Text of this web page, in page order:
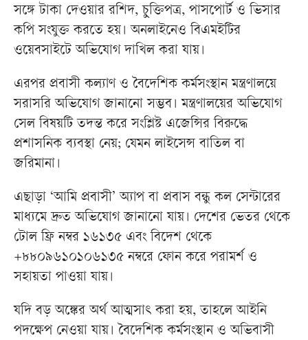
সঙ্গে টাকা দেওয়ার রশিদ, চুক্তিপত্র, পাসপোর্ট ও ভিসার
কপি সংযুক্ত করতে হয়। অনলাইনেও বিএমইটির
ওয়েবসাইটে অভিযোগ দাখিল করা যায়।
এরপর প্রবাসী কল্যাণ ও বৈদেশিক কর্মসংস্থান মন্ত্রণালয়ে
সরাসরি অভিযোগ জানানো সম্ভব। মন্ত্রণালয়ের অভিযোগ
সেল বিষয়টি তদন্ত করে সংশ্লিষ্ট এজেন্সির বিরুদ্ধে
প্রশাসনিক ব্যবস্থা নেয়; যেমন লাইসেন্স বাতিল বা
জরিমানা।
এছাড়া ‘আমি প্রবাসী’ অ্যাপ বা প্রবাস বন্ধু কল সেন্টারের
মাধ্যমে দ্রুত অভিযোগ জানানো যায়। দেশের ভেতর থেকে
টোল ফ্রি নম্বর ১৬১৩৫ এবং বিদেশ থেকে
+৮৮০৯৬১০১০৬১৩৫ নম্বরে ফোন করে পরামর্শ ও
সহায়তা পাওয়া যায়।
যদি বড় অঙ্কের অর্থ আত্মসাৎ করা হয়, তাহলে আইনি
পদক্ষেপ নেওয়া যায়। বৈদেশিক কর্মসংস্থান ও অভিবাসী